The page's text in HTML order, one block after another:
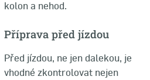
kolon a nehod.
Příprava před jízdou
Před jízdou, ne jen dalekou, je
vhodné zkontrolovat nejen